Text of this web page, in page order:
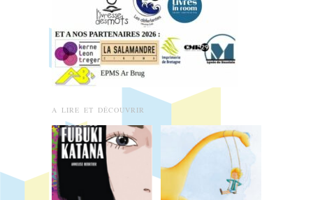
A LIRE ET DÉCOUVRIR